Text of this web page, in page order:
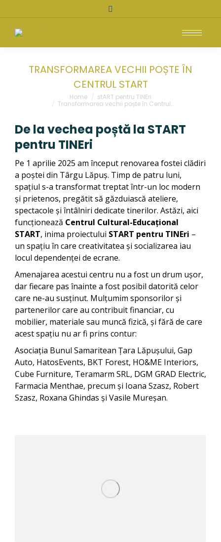
Search:
TRANSFORMAREA VECHII POȘTE ÎN
CENTRUL START
Home
stART pentru TINEri
Transformarea vechii poște în Centrul…
De la vechea poștă la START
pentru TINEri
Pe 1 aprilie 2025 am început renovarea fostei clădiri
a poștei din Târgu Lăpuș. Timp de patru luni,
spațiul s-a transformat treptat într-un loc modern
și prietenos, pregătit să găzduiască ateliere,
spectacole și întâlniri dedicate tinerilor. Astăzi, aici
funcționează Centrul Cultural-Educațional
START, inima proiectului START pentru TINEri –
un spațiu în care creativitatea și socializarea iau
locul dependenței de ecrane.
Amenajarea acestui centru nu a fost un drum ușor,
dar fiecare pas înainte a fost posibil datorită celor
care ne-au susținut. Mulțumim sponsorilor și
partenerilor care au contribuit financiar, cu
mobilier, materiale sau muncă fizică, și fără de care
acest spațiu nu ar fi prins contur:
Asociaţia Bunul Samaritean Ţara Lăpuşului, Gap
Auto, HatosEvents, BKT Forest, HO&ME Interiors,
Cube Furniture, Teramarm SRL, DGM GRAD Electric,
Farmacia Menthae, precum și Ioana Szasz, Robert
Szasz, Roxana Ghindas și Vasile Mureșan.